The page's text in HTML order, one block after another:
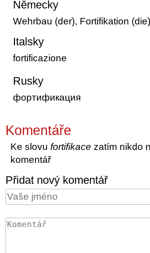
Německy
Wehrbau (der), Fortifikation (die)
Italsky
fortificazione
Rusky
фортификация
Komentáře
Ke slovu fortifikace zatím nikdo
komentář
Přidat nový komentář